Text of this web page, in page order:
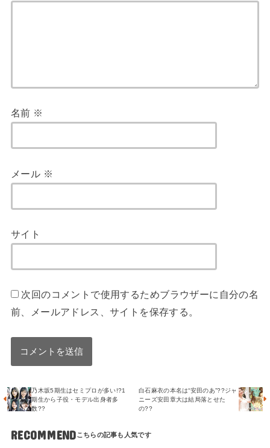
名前 ※
メール ※
サイト
次回のコメントで使用するためブラウザーに自分の名
前、メールアドレス、サイトを保存する。
乃木坂5期生はセミプロが多い!?1
期生から子役・モデル出身者多
数??
白石麻衣の本名は“安田のあ”??ジャ
ニーズ安田章大は結局落とせた
の??
RECOMMEND